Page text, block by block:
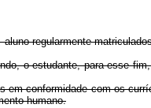
regularmente
o estudante, para esse
em conformidade com os
humano.